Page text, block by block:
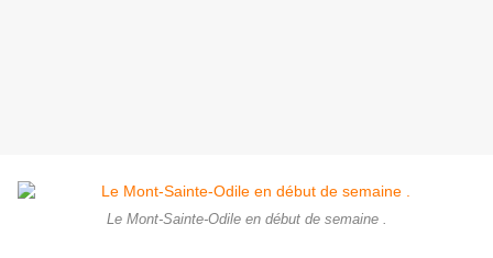
Le Mont-Sainte-Odile en début de semaine .